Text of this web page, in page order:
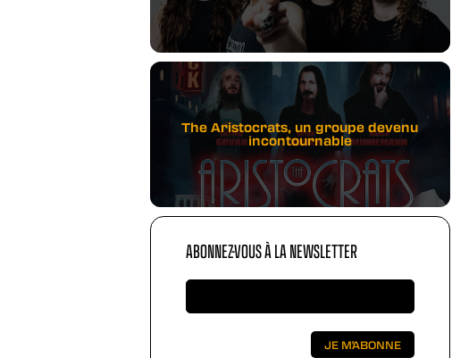
The Aristocrats, un groupe devenu
incontournable
ABONNEZ-VOUS À LA NEWSLETTER